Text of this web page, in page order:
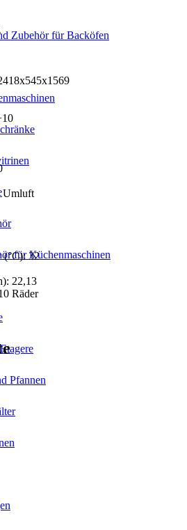
Zubehör für Backöfen
für Küchenmaschinen
Pfannen
Umluft
(°C): 32
22,13
Räder